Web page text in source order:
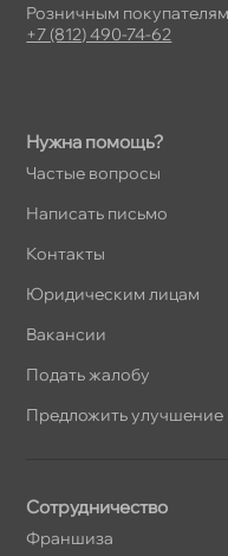
Нужна помощь?
Частые вопросы
Написать письмо
Контакты
Юридическим лицам
акансии
Подать жалобу
Предложить улучшение
Сотрудничество
Франшиза
Розничным
+7 (812) 490-74-62